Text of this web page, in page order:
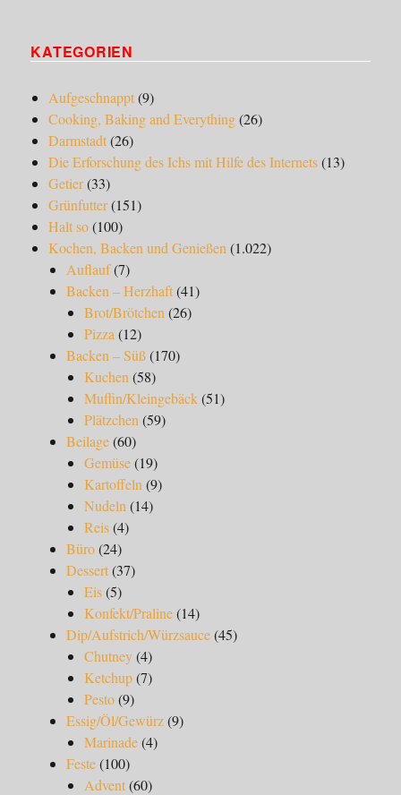
KATEGORIEN
Aufgeschnappt(9)
Cooking, Baking and Everything(26)
Darmstadt(26)
Die Erforschung des Ichs mit Hilfe des Internets(13)
Getier(33)
Grünfutter(151)
Halt so(100)
Kochen, Backen und Genießen (1.022)
Auflauf(7)
Backen – Herzhaft(41)
Brot/Brötchen (26)
Pizza (12)
Backen – Süß(170)
Kuchen (58)
Muffin/Kleingebäck(51)
Plätzchen (59)
Beilage(60)
Gemüse(19)
Kartoffeln (9)
Nudeln (14)
Reis(4)
Büro(24)
Dessert(37)
Eis(5)
Konfekt/Praline(14)
Dip/Aufstrich/Würzsauce(45)
Chutney(4)
Ketchup(7)
Pesto(9)
Essig/Öl/Gewürz(9)
Marinade(4)
Feste(100)
Advent(60)